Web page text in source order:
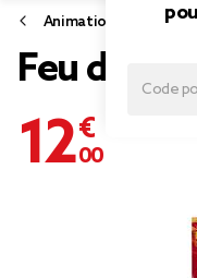
Animation de fête
Feu
12,00 €